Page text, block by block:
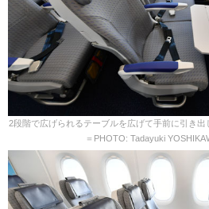
2段階で広げられるテーブルを広げて手前に引き
＝PHOTO: Tadayuki